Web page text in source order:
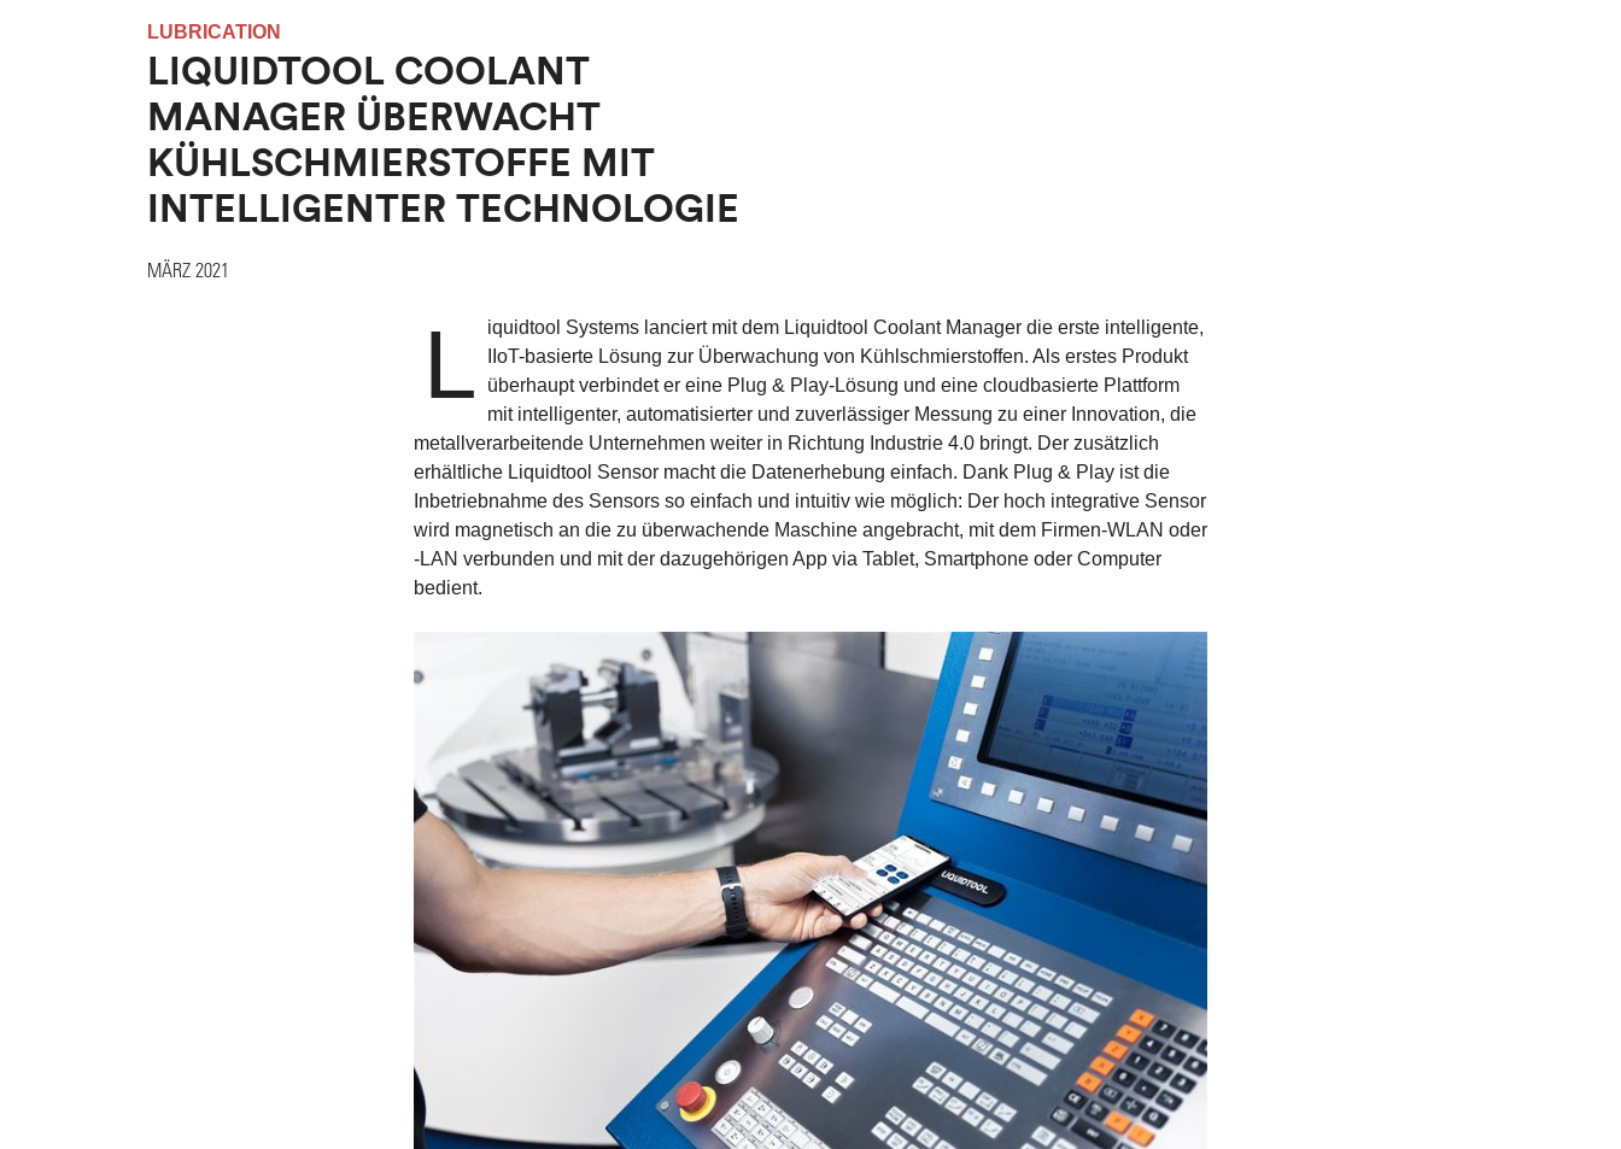
LUBRICATION
LIQUIDTOOL COOLANT
MANAGER ÜBERWACHT
KÜHLSCHMIERSTOFFE MIT
INTELLIGENTER TECHNOLOGIE
MÄRZ 2021
L
iquidtool Systems lanciert mit dem Liquidtool Coolant Manager die erste intelligente,
IIoT-basierte Lösung zur Überwachung von Kühlschmierstoffen. Als erstes Produkt
überhaupt verbindet er eine Plug & Play-Lösung und eine cloudbasierte Plattform
mit intelligenter, automatisierter und zuverlässiger Messung zu einer Innovation, die
metallverarbeitende Unternehmen weiter in Richtung Industrie 4.0 bringt. Der zusätzlich
erhältliche Liquidtool Sensor macht die Datenerhebung einfach. Dank Plug & Play ist die
Inbetriebnahme des Sensors so einfach und intuitiv wie möglich: Der hoch integrative Sensor
wird magnetisch an die zu überwachende Maschine angebracht, mit dem Firmen-WLAN oder
-LAN verbunden und mit der dazugehörigen App via Tablet, Smartphone oder Computer
bedient.